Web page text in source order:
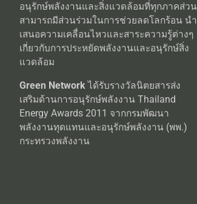
อนุรักษ์พลังงานและสิ่งแวดล้อมที่ทุกภาคส่วน
สามารถมีส่วนร่วมในการช่วยลดโลกร้อน นำ
เสนอความเคลื่อนไหวและสาระความรู้ต่างๆ
เกี่ยวกับการประหยัดพลังงานและอนุรักษ์สิ่ง
แวดล้อม
Green Networkได้รับรางวัลนิตยสารส่ง
เสริมด้านการอนุรักษ์พลังงาน Thailand
Energy Awards 2011 จากกรมพัฒนา
พลังงานทุดแทนและอนุรักษ์พลังงาน (พพ.)
กระทรวงพลังงาน